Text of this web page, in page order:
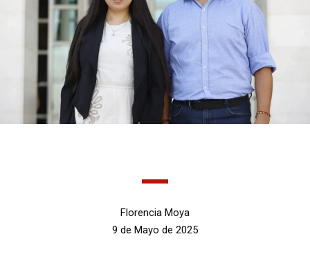
Florencia Moya
9 de Mayo de 2025